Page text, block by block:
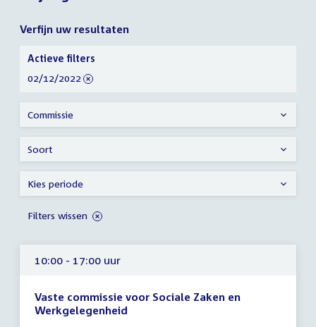
Verfijn uw resultaten
10:00 - 17:00 uur
Vaste commissie voor Sociale Zaken en
Werkgelegenheid
Verfijn
uw
resultaten
Actieve filters
verwijder
02/12/2022
Commissie
Soort
Kies periode
Filters wissen